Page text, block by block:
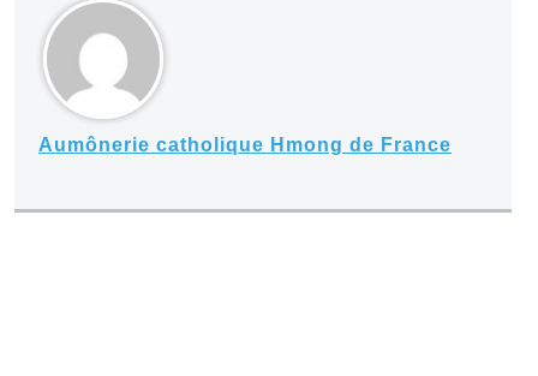
Aumônerie catholique Hmong de France